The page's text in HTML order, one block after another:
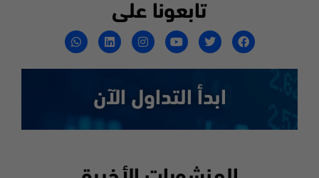
تابعونا على
ابدأ التداول الآن